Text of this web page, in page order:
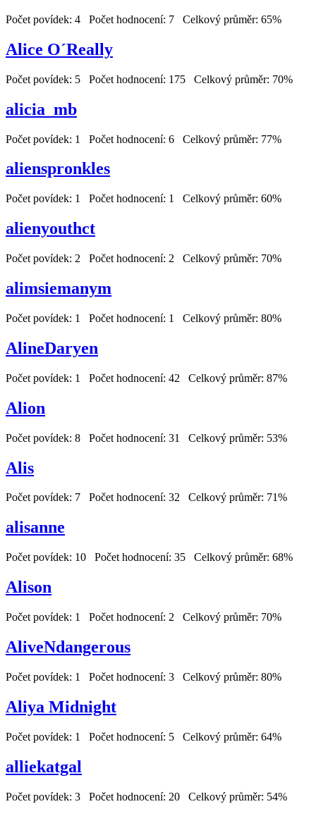
Počet povídek: 4 Počet hodnocení: 7 Celkový průměr: 65%
Alice O´Really
Počet povídek: 5 Počet hodnocení: 175 Celkový průměr: 70%
alicia_mb
Počet povídek: 1 Počet hodnocení: 6 Celkový průměr: 77%
alienspronkles
Počet povídek: 1 Počet hodnocení: 1 Celkový průměr: 60%
alienyouthct
Počet povídek: 2 Počet hodnocení: 2 Celkový průměr: 70%
alimsiemanym
Počet povídek: 1 Počet hodnocení: 1 Celkový průměr: 80%
AlineDaryen
Počet povídek: 1 Počet hodnocení: 42 Celkový průměr: 87%
Alion
Počet povídek: 8 Počet hodnocení: 31 Celkový průměr: 53%
Alis
Počet povídek: 7 Počet hodnocení: 32 Celkový průměr: 71%
alisanne
Počet povídek: 10 Počet hodnocení: 35 Celkový průměr: 68%
Alison
Počet povídek: 1 Počet hodnocení: 2 Celkový průměr: 70%
AliveNdangerous
Počet povídek: 1 Počet hodnocení: 3 Celkový průměr: 80%
Aliya Midnight
Počet povídek: 1 Počet hodnocení: 5 Celkový průměr: 64%
alliekatgal
Počet povídek: 3 Počet hodnocení: 20 Celkový průměr: 54%